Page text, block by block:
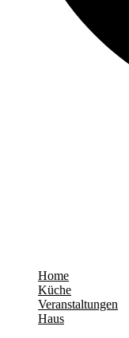
Home
Küche
Veranstaltungen
Haus